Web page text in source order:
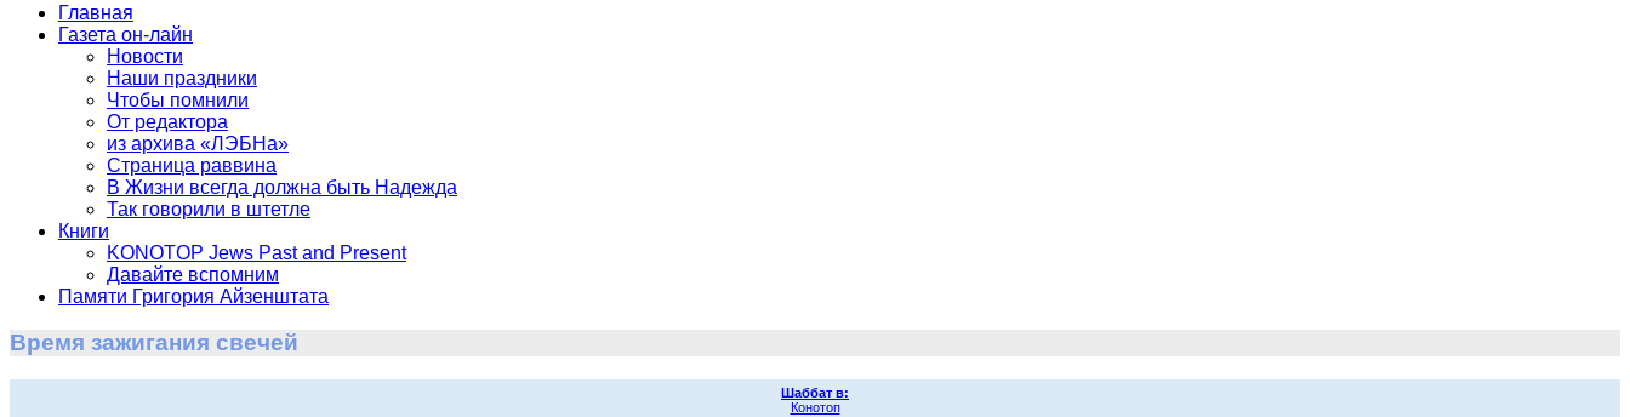
Главная
Газета он-лайн
Новости
Наши праздники
Чтобы помнили
От редактора
из архива «ЛЭБНа»
Страница раввина
В Жизни всегда должна быть Надежда
Так говорили в штетле
Книги
KONOTOP Jews Past and Present
Давайте вспомним
Памяти Григория Айзенштата
Время зажигания свечей
Шаббат в:
Конотоп